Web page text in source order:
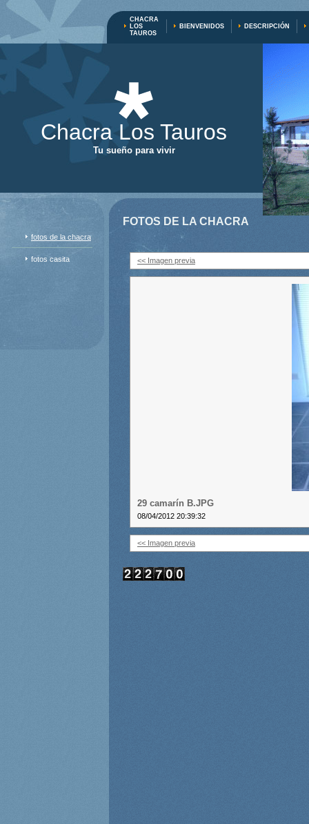
CHACRA
LOS
TAUROS
BIENVENIDOS DESCRIPCIÓN
Chacra Los Tauros
Tu sueño para vivir
fotos de la chacra
fotos casita
FOTOS DE LA CHACRA
<< Imagen previa
29 camarín B.JPG
08/04/2012 20:39:32
<< Imagen previa